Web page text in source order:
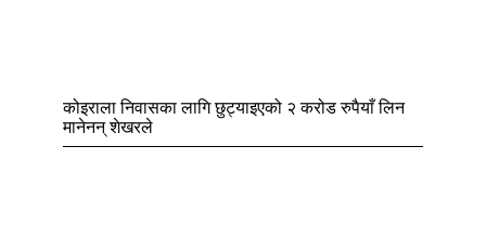
कोइराला निवासका लागि छुट्याइएको २ करोड रुपैयाँ लिन
मानेनन् शेखरले